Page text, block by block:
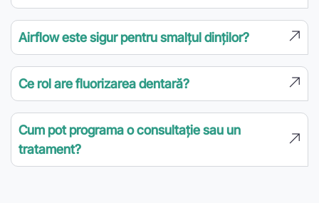
Airflow este sigur pentru smalțul dinților?
Ce rol are fluorizarea dentară?
Cum pot programa o consultație sau un
tratament?